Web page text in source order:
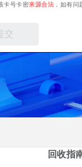
卡号卡密来源合法 ，如有
回收指